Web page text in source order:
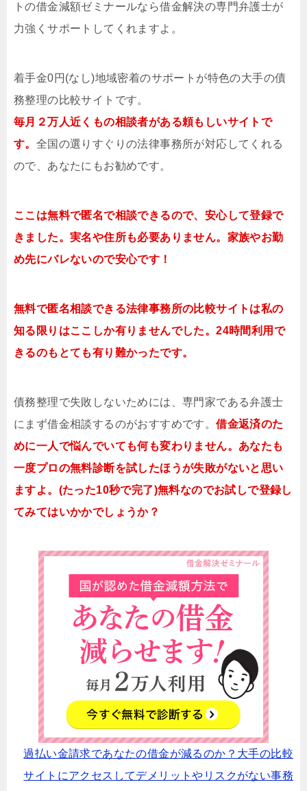
トの借金減額ゼミナールなら借金解決の専門弁護士が
力強くサポートしてくれますよ。
着手金0円(なし)地域密着のサポートが特色の大手の債
務整理の比較サイトです。
毎月２万人近くもの相談者がある頼もしいサイトで
す。 全国の選りすぐりの法律事務所が対応してくれる
ので、あなたにもお勧めです。
ここは無料で匿名で相談できるので、安心して登録で
きました。実名や住所も必要ありません。家族やお勤
め先にバレないので安心です！
無料で匿名相談できる法律事務所の比較サイトは私の
知る限りはここしか有りませんでした。24時間利用で
きるのもとても有り難かったです。
債務整理で失敗しないためには、専門家である弁護士
にまず借金相談するのがおすすめです。借金返済のた
めに一人で悩んでいても何も変わりません。あなたも
一度プロの無料診断を試したほうが失敗がないと思い
ますよ。(たった10秒で完了)無料なのでお試しで登録し
てみてはいかかでしょうか？
過払い金請求であなたの借金が減るのか？大手の比較
サイトにアクセスしてデメリットやリスクがない事務